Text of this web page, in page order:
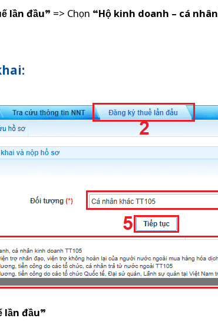
lần đầu” => Chọn “Hộ kinh doanh – cá nhân
đầu”